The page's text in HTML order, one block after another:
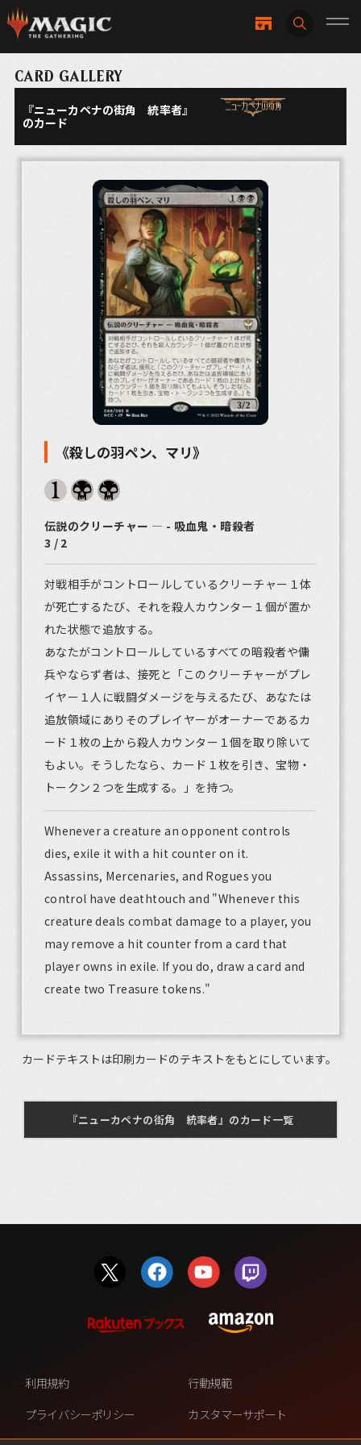
CARD GALLERY
『ニューカペナの街角 統率者』
のカード
《殺しの羽ペン、マリ》
伝説のクリーチャー ― - 吸血鬼・暗殺者
3 / 2
対戦相手がコントロールしているクリーチャー１体
が死亡するたび、それを殺人カウンター１個が置か
れた状態で追放する。
あなたがコントロールしているすべての暗殺者や傭
兵やならず者は、接死と「このクリーチャーがプレ
イヤー１人に戦闘ダメージを与えるたび、あなたは
追放領域にありそのプレイヤーがオーナーであるカ
ード１枚の上から殺人カウンター１個を取り除いて
もよい。そうしたなら、カード１枚を引き、宝物・
トークン２つを生成する。」を持つ。
Whenever a creature an opponent controls
dies, exile it with a hit counter on it.
Assassins, Mercenaries, and Rogues you
control have deathtouch and "Whenever this
creature deals combat damage to a player, you
may remove a hit counter from a card that
player owns in exile. If you do, draw a card and
create two Treasure tokens."
カードテキストは印刷カードのテキストをもとにしています。
『ニューカペナの街角 統率者』のカード一覧
利用規約
行動規範
プライバシーポリシー
カスタマーサポート